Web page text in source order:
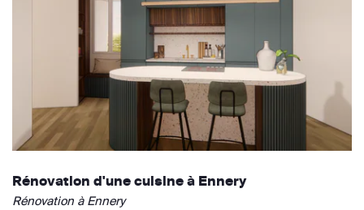
Rénovation d'une cuisine à Ennery
Rénovation à Ennery